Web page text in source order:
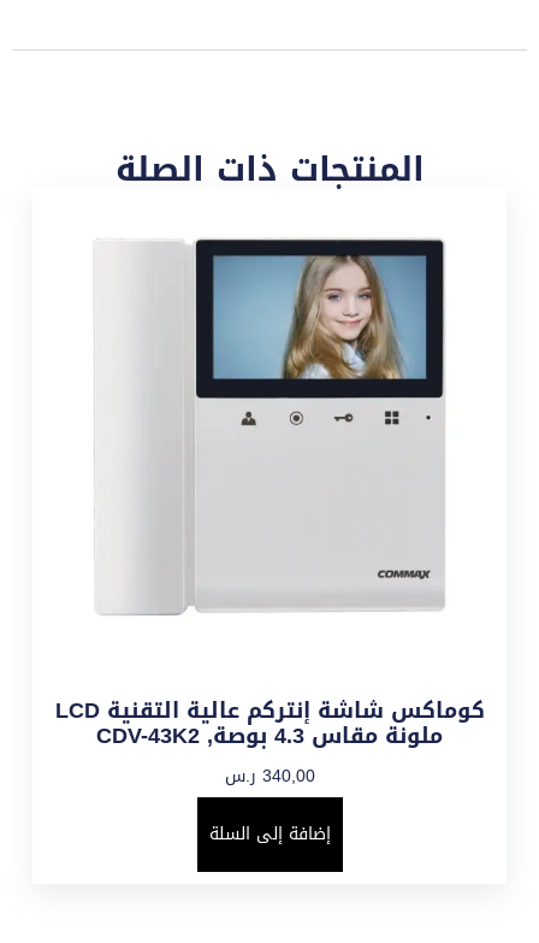
المنتجات ذات الصلة
كوماكس شاشة إنتركم عالية التقنية LCD
ملونة مقاس 4.3 بوصة, CDV-43K2
340,00 ر.س
إضافة إلى السلة